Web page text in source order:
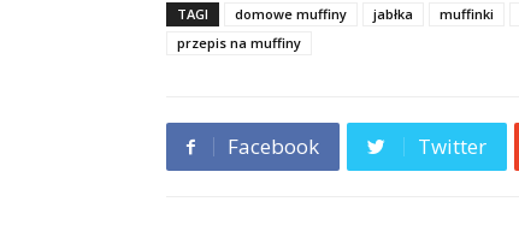
TAGI domowe muffiny jabłka muffinki
przepis na muffiny
Facebook Twitter